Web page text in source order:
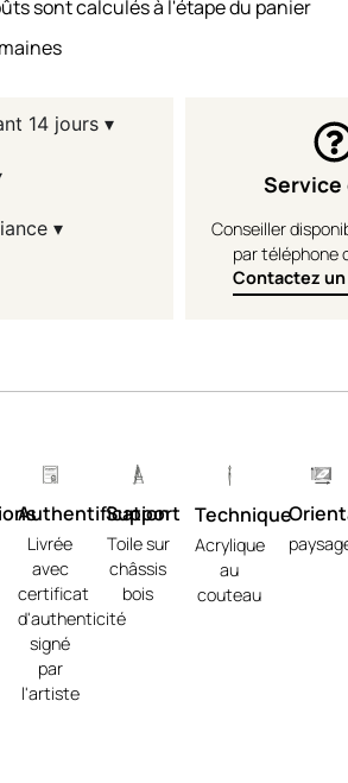
sont calculés à l'étape du panier
14 jours ▾
▾
Conseiller
par téléphone
Contactez
Authentification
Livrée
avec
certificat
d'authenticité
signé
par
l'artiste
Support
Toile sur
châssis
bois
Technique
Acrylique
au
couteau